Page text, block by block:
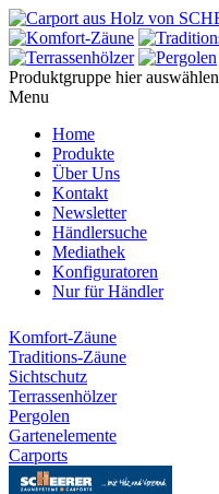
Produktgruppe hier auswählen
Menu
Home
Produkte
Über Uns
Kontakt
Newsletter
Händlersuche
Mediathek
Konfiguratoren
Nur für Händler
Komfort-Zäune
Traditions-Zäune
Sichtschutz
Terrassenhölzer
Pergolen
Gartenelemente
Carports